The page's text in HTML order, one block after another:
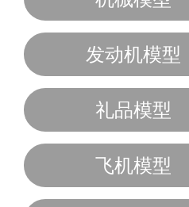
发动机模型
礼品模型
飞机模型